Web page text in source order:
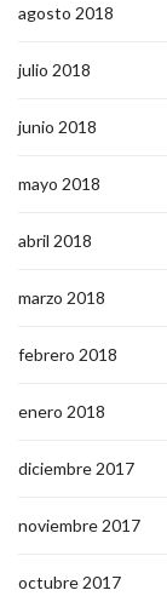
agosto 2018
julio 2018
junio 2018
mayo 2018
abril 2018
marzo 2018
febrero 2018
enero 2018
diciembre 2017
noviembre 2017
octubre 2017